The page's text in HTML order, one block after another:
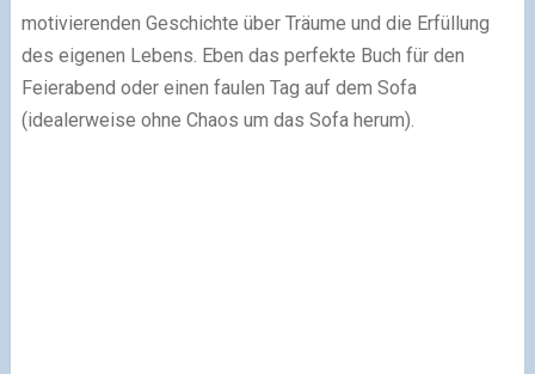
motivierenden Geschichte über Träume und die Erfüllung
des eigenen Lebens. Eben das perfekte Buch für den
Feierabend oder einen faulen Tag auf dem Sofa
(idealerweise ohne Chaos um das Sofa herum).